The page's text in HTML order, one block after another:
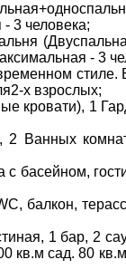
3 человека;
- 3
х взрослых;
кровати), 1
2 Ванных
балкон,
1 бар, 2
кв.м сад. 80